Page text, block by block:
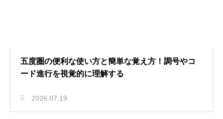
五度圏の便利な使い方と簡単な覚え方！調号やコ
ード進行を視覚的に理解する
2026.07.19